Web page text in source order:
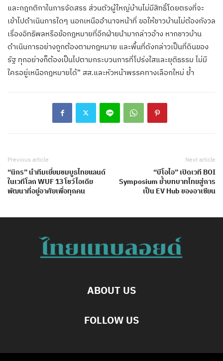
และกฎกติกาในการจัดสรร ส่วนตัวผู้ใหญ่บ้านไม่มีสิทธิ์โดยตรงที่จะ
เข้าไปดำเนินการใดๆ นอกเหนืออำนาจหน้าที่ ขอให้ชาวบ้านไม่ต้องกังวล
เรื่องอิทธิพลหรือข้อกฎหมายที่อีกฝ่ายนำมากล่าวอ้าง หากชาวบ้าน
ดำเนินการอย่างถูกต้องตามกฎหมาย และพื้นที่ดังกล่าวเป็นที่ดินของ
รัฐ ทุกอย่างก็ต้องเป็นไปตามกระบวนการที่โปร่งใสและยุติธรรม ไม่มี
ใครอยู่เหนือกฎหมายได้” สส.และหัวหน้าพรรคทางเลือกใหม่ ย้ำ
Previous article
“นิกร” นำทีมเยี่ยมชมบูธไทยแลนด์
ในเวทีโลก WUF 13 โชว์ไอเดีย
พัฒนาที่อยู่อาศัยเพื่อทุกคน
Next article
“บีโอไอ” เปิดเวที BOI
Symposium ย้ำบทบาทไทยสู่การ
เป็น EV Hub ของอาเซียน
ABOUT US
FOLLOW US